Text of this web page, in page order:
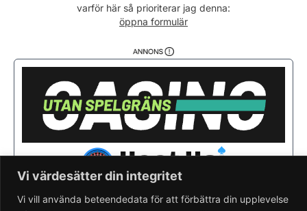
Vi värdesätter din integritet
Vi vill använda beteendedata för att förbättra din upplevelse
11:00 - 22:00
12:00 - 22:00
Söndag
12:00 - 21:00
varför här så prioriterar jag denna:
öppna formulär